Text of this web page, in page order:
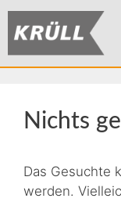
Nichts
Das Gesuchte
werden.